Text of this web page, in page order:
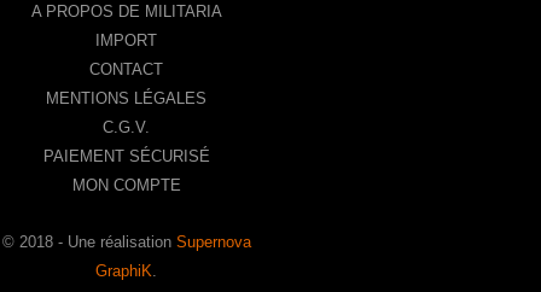
A PROPOS DE MILITARIA
IMPORT
CONTACT
MENTIONS LÉGALES
C.G.V.
PAIEMENT SÉCURISÉ
MON COMPTE
© 2018 - Une réalisation Supernova
GraphiK